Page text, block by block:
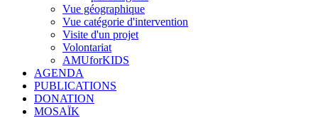
Vue géographique
Vue catégorie d'intervention
Visite d'un projet
Volontariat
AMUforKIDS
AGENDA
PUBLICATIONS
DONATION
MOSAÏK